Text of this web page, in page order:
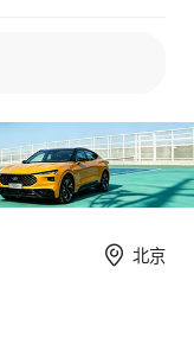
还有车灯亮度
没有路灯的小
夜间开车的
。要是和同价
有电动尾门，
皓影。 车漆
用力过度不小
漆是厚的（雷
太大了，一个
速路很容易被
布满蚊虫，导
虫网装上吧。
备充足。193
北京